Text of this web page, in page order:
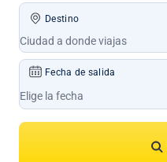
Destino
Fecha de salida